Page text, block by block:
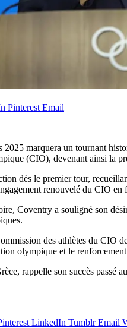
Pinterest Email
2025 marquera un tournant
(CIO), devenant ainsi la
dès le premier tour,
renouvelé du CIO
Coventry a souligné son
des athlètes du CIO
olympique et le
rappelle son succès passé
LinkedIn Tumblr Email